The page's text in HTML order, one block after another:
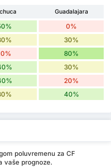
Guadalajara
0%
30%
80%
30%
20%
40%
poluvremenu za CF
vaše prognoze.